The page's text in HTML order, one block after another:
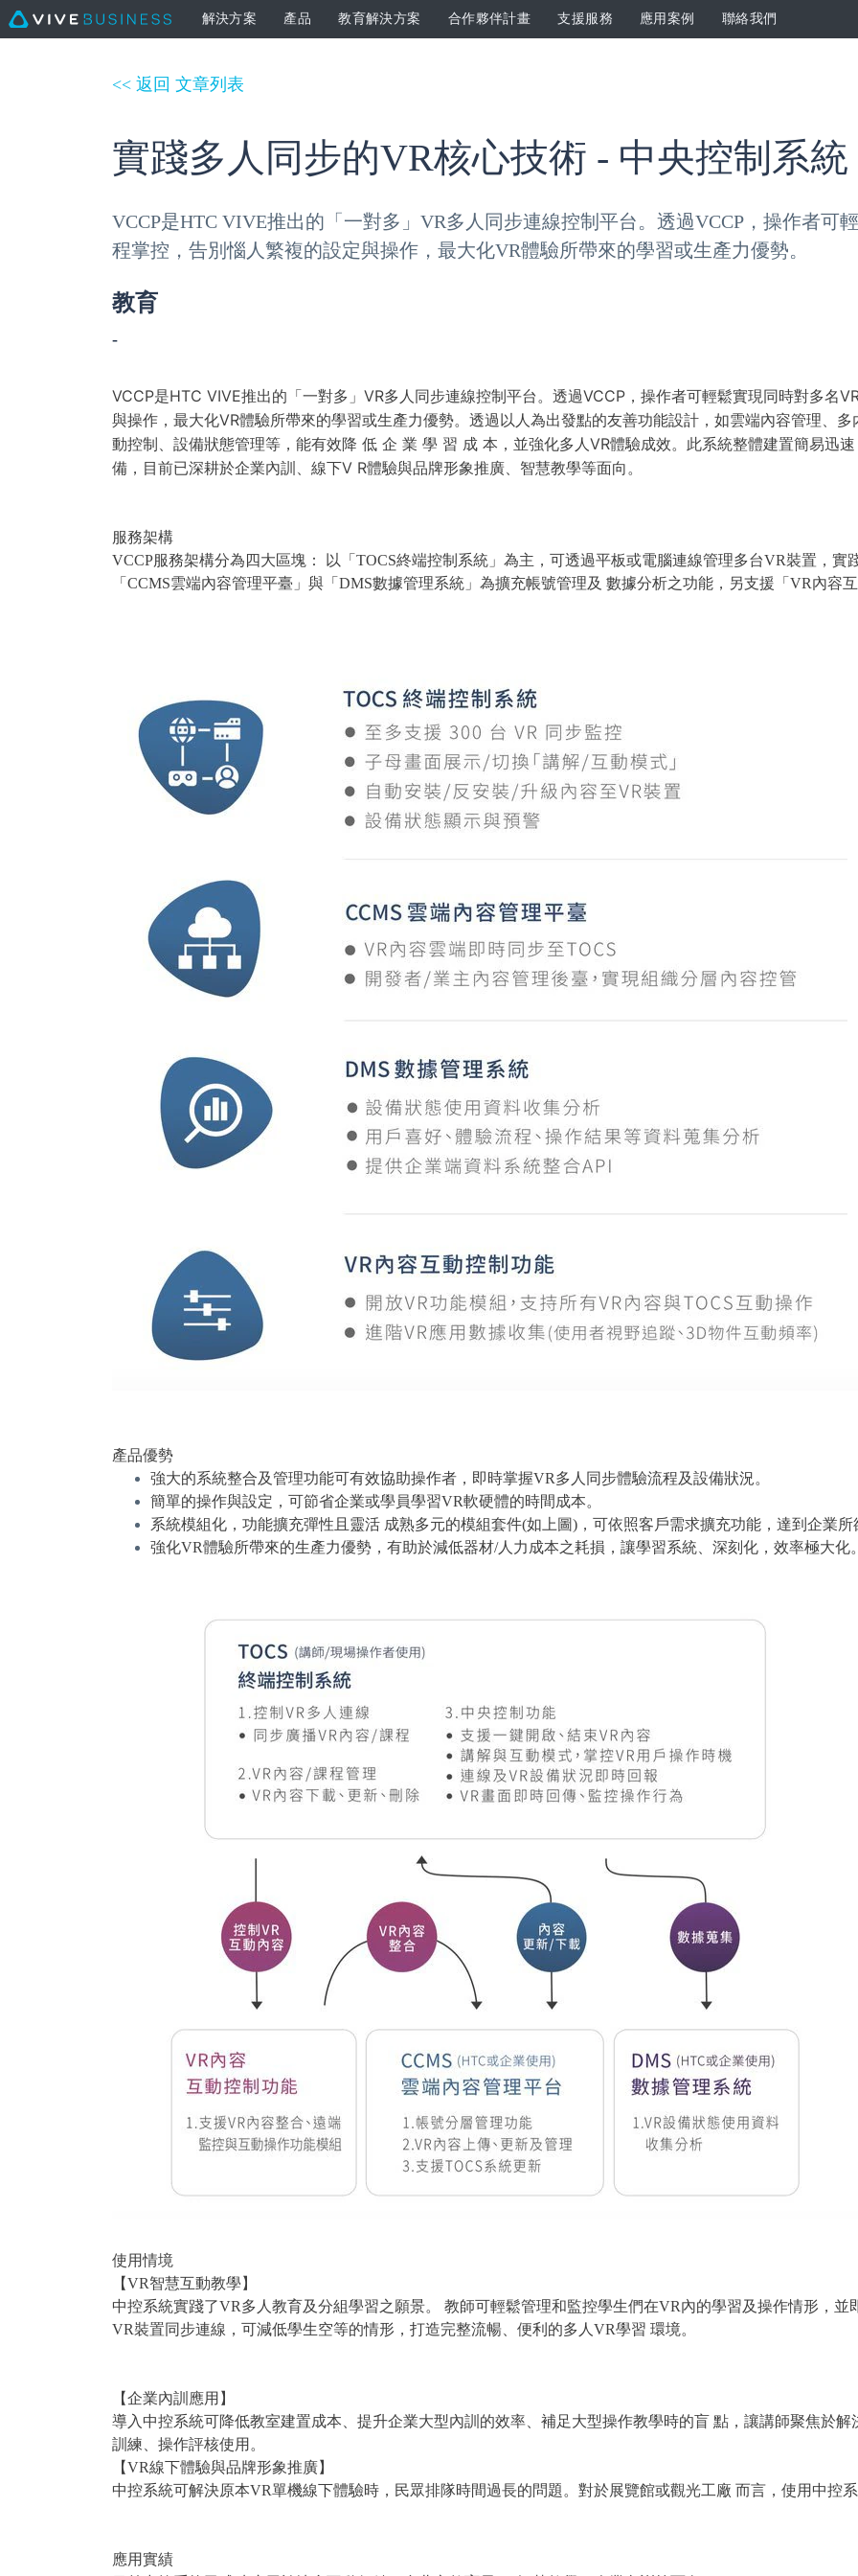
解決方案 產品 教育解決方案 合作夥伴計畫 支援服務 應用案例 聯絡我們
<< 返回 文章列表
實踐多人同步的VR核心技術 - 中央控制系統
VCCP是HTC VIVE推出的「一對多」VR多人同步連線控制平台。透過VCCP，操作者可
程掌控，告別惱人繁複的設定與操作，最大化VR體驗所帶來的學習或生產力優勢。
教育
-
VCCP是HTC VIVE推出的「一對多」VR多人同步連線控制平台。透過VCCP，操作者可輕鬆實現同時對多名
與操作，最大化VR體驗所帶來的學習或生產力優勢。透過以人為出發點的友善功能設計，如雲端內容管理、
動控制、設備狀態管理等，能有效降 低 企 業 學 習 成 本，並強化多人VR體驗成效。此系統整體建置簡易迅
備，目前已深耕於企業內訓、線下V R體驗與品牌形象推廣、智慧教學等面向。
服務架構
VCCP服務架構分為四大區塊： 以「TOCS終端控制系統」為主，可透過平板或電腦連線管理多台VR裝置，實
「CCMS雲端內容管理平臺」與「DMS數據管理系統」為擴充帳號管理及 數據分析之功能，另支援「VR內容
產品優勢
強大的系統整合及管理功能可有效協助操作者，即時掌握VR多人同步體驗流程及設備狀況。
簡單的操作與設定，可節省企業或學員學習VR軟硬體的時間成本。
系統模組化，功能擴充彈性且靈活 成熟多元的模組套件(如上圖)，可依照客戶需求擴充功能，達到企業所
強化VR體驗所帶來的生產力優勢，有助於減低器材/人力成本之耗損，讓學習系統、深刻化，效率極大化。
使用情境
【VR智慧互動教學】
中控系統實踐了VR多人教育及分組學習之願景。 教師可輕鬆管理和監控學生們在VR內的學習及操作情形，並
VR裝置同步連線，可減低學生空等的情形，打造完整流暢、便利的多人VR學習 環境。
【企業內訓應用】
導入中控系統可降低教室建置成本、提升企業大型內訓的效率、補足大型操作教學時的盲 點，讓講師聚焦於
訓練、操作評核使用。
【VR線下體驗與品牌形象推廣】
中控系統可解決原本VR單機線下體驗時，民眾排隊時間過長的問題。對於展覽館或觀光工廠 而言，使用中控
應用實績